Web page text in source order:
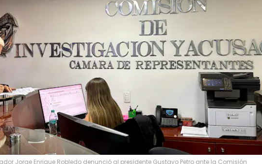
Jorge Enrique Robledo denunció al presidente Gustavo Petro ante la Comisión